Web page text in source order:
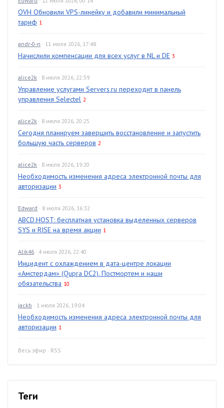
OVH Обновили VPS-линейку и добавили минимальный
тариф 1
andr-0-n · 11 июля 2026, 17:48
Начислили компенсации для всех услуг в NL и DE 3
alice2k · 8 июля 2026, 22:59
Управление услугами Servers.ru переходит в панель
управления Selectel 2
alice2k · 8 июля 2026, 20:25
Сегодня планируем завершить восстановление и запустить
большую часть серверов 2
alice2k · 8 июля 2026, 19:20
Необходимость изменения адреса электронной почты для
авторизации 3
Edward · 8 июля 2026, 16:32
ABCD.HOST: бесплатная установка выделенных серверов
SYS и RISE на время акции 1
Alik46 · 4 июля 2026, 22:40
Инцидент с охлаждением в дата-центре локации
«Амстердам» (Qupra DC2). Постмортем и наши
обязательства 10
jackb · 1 июля 2026, 19:04
Необходимость изменения адреса электронной почты для
авторизации 1
Весь эфир · RSS
Теги